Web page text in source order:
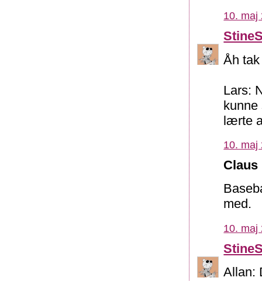
10. maj
Åh
Lars:
kunne
lærte
10. maj
Claus
med.
10. maj
Allan: